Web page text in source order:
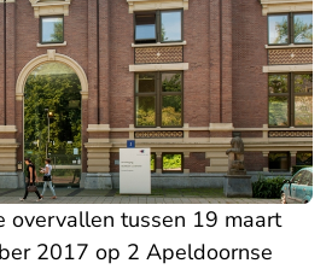
overvallen tussen 19 maart
2017 op 2 Apeldoornse